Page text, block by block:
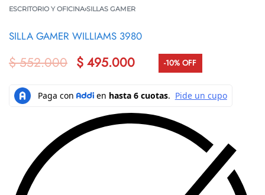
ESCRITORIO Y OFICINA›SILLAS GAMER
SILLA GAMER WILLIAMS 3980
$552.000 $ 495.000 -10% OFF